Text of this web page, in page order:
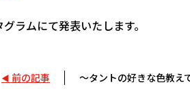
ラムにて発表いたします。
前の記事 ～タントの好きな色教え